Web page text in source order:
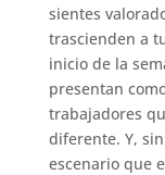
sientes
trascienden a
inicio de la
presentan
trabajadores
diferente. Y,
escenario que